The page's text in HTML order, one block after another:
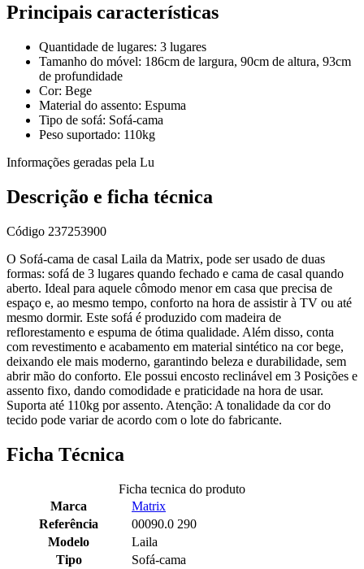
Principais características
Quantidade de lugares: 3 lugares
Tamanho do móvel: 186cm de largura, 90cm de altura, 93cm
de profundidade
Cor: Bege
Material do assento: Espuma
Tipo de sofá: Sofá-cama
Peso suportado: 110kg
Informações geradas pela Lu
Descrição e ficha técnica
Código 237253900
O Sofá-cama de casal Laila da Matrix, pode ser usado de duas
formas: sofá de 3 lugares quando fechado e cama de casal quando
aberto. Ideal para aquele cômodo menor em casa que precisa de
espaço e, ao mesmo tempo, conforto na hora de assistir à TV ou até
mesmo dormir. Este sofá é produzido com madeira de
reflorestamento e espuma de ótima qualidade. Além disso, conta
com revestimento e acabamento em material sintético na cor bege,
deixando ele mais moderno, garantindo beleza e durabilidade, sem
abrir mão do conforto. Ele possui encosto reclinável em 3 Posições e
assento fixo, dando comodidade e praticidade na hora de usar.
Suporta até 110kg por assento. Atenção: A tonalidade da cor do
tecido pode variar de acordo com o lote do fabricante.
Ficha Técnica
Ficha tecnica do produto
Marca
Matrix
Referência
00090.0 290
Modelo
Laila
Tipo
Sofá-cama